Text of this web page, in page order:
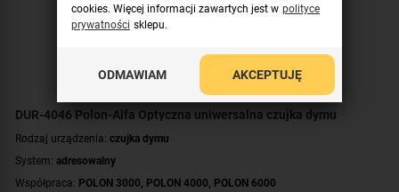
DUR-4046 Polon-Alfa Optyczna uniwersalna czujka dymu
Rodzaj urządzenia: czujka dymu
System: adresowalny
Współpraca: POLON 3000 POLON 4000 POLON 6000
cookies. Więcej informacji zawartych jest w polityce
prywatności sklepu.
ODMAWIAM AKCEPTUJĘ